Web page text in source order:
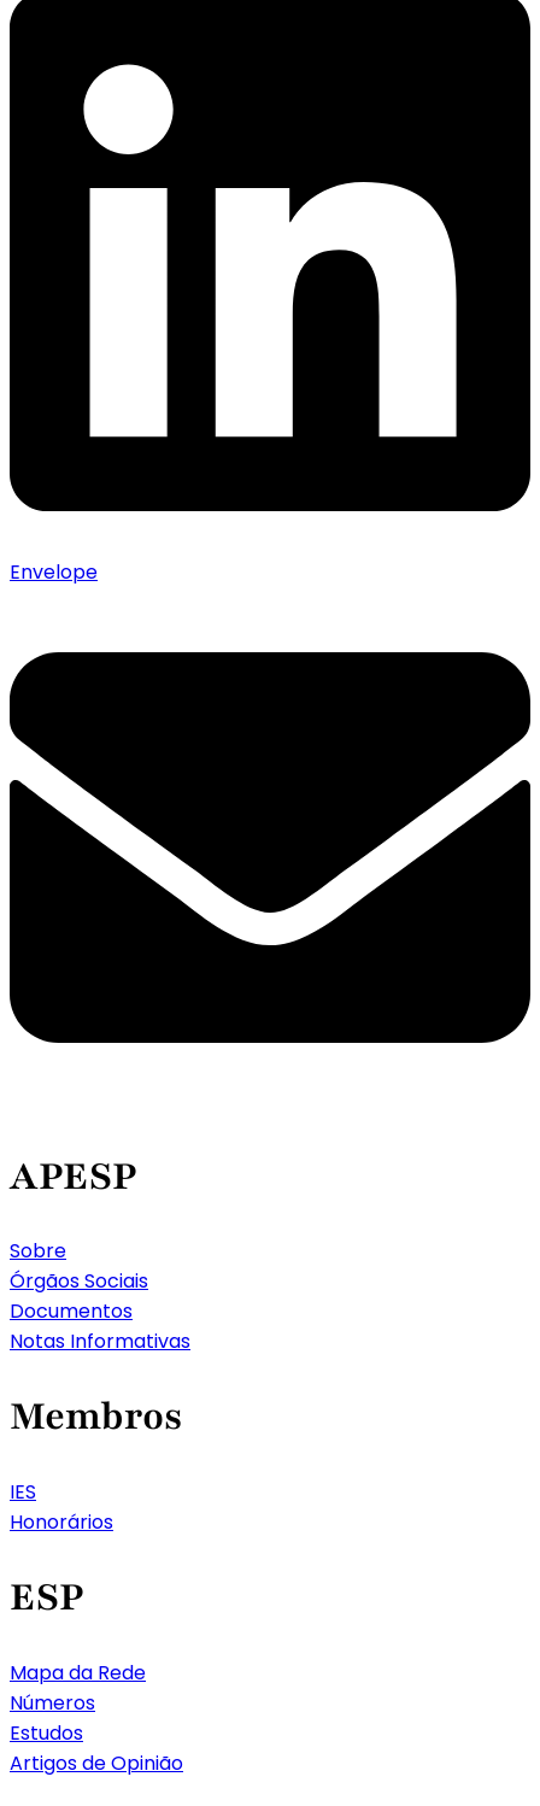
Envelope
APESP
Sobre
Órgãos Sociais
Documentos
Notas Informativas
Membros
IES
Honorários
ESP
Mapa da Rede
Números
Estudos
Artigos de Opinião